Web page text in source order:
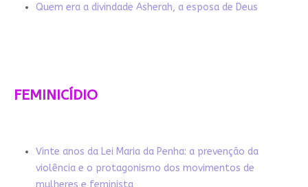
Quem era a divindade Asherah, a esposa de Deus
FEMINICÍDIO
Vinte anos da Lei Maria da Penha: a prevenção da
violência e o protagonismo dos movimentos de